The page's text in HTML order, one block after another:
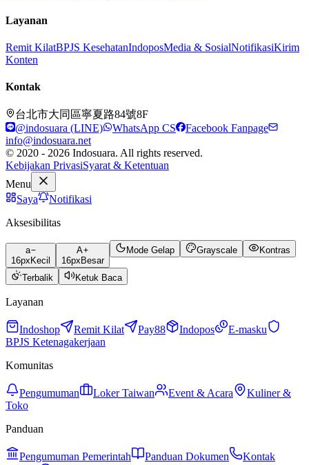
Layanan
Remit KilatBPJS KesehatanIndoposMedia & SosialNotifikasiKirim
Konten
Kontak
台北市大同區寧夏路84號8F
@indosuara (LINE)
WhatsApp CS
Facebook Fanpage
info@indosuara.net
© 2020 - 2026 Indosuara. All rights reserved.
Kebijakan PrivasiSyarat & Ketentuan
Menu
Saya
Notifikasi
Aksesibilitas
a
16px Kecil
A
16px Besar
Mode Gelap Grayscale Kontras
Terbalik Ketuk Baca
Layanan
Indoshop Remit Kilat Pay88 Indopos
E-masku
BPJS Ketenagakerjaan
Komunitas
Pengumuman Loker Taiwan Event & Acara
Kuliner &
Toko
Panduan
Pengumuman Pemerintah Panduan Dokumen Kontak